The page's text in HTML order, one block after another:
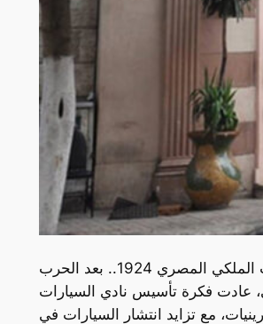
نادي السيارات الملكي المصري 1924.. بعد الحرب
عادت فكرة تأسيس نادي السيارات
مع تزايد انتشار السيارات في